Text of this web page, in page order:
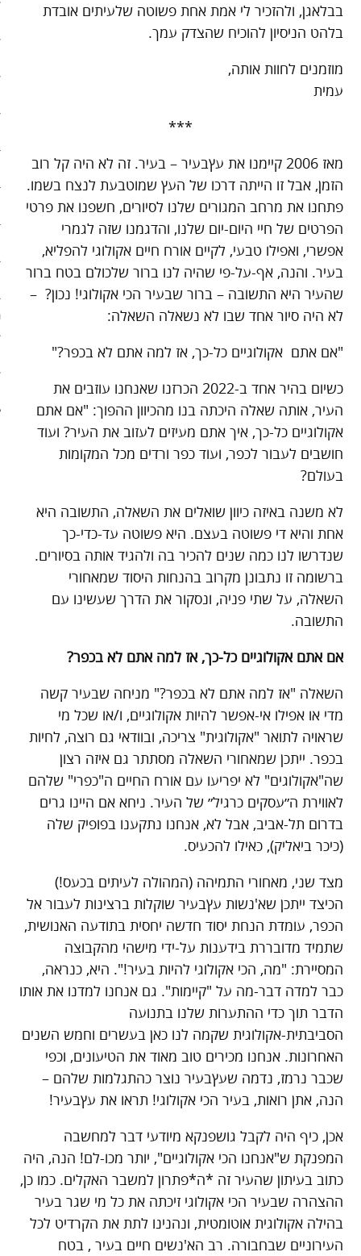
ארכיון
פוסטים מומלצים
אודות האתר
ספרים מומלצים – רשימה
ספרים מומלצים – רשימה שניה
צור קשר
בבלאגן, ולהזכיר לי אמת אחת פשוטה שלעיתים אובדת
בלהט הניסיון להוכיח שהצדק עמך.
מוזמנים לחוות אותה,
עמית
***
מאז 2006 קיימנו את עץבעיר – בעיר. זה לא היה קל רוב
הזמן, אבל זו הייתה דרכו של העץ שמוטבעת לנצח בשמו.
פתחנו את מרחב המגורים שלנו לסיורים, חשפנו את פרטי
הפרטים של חיי היום-יום שלנו, והדגמנו שזה לגמרי
אפשרי, ואפילו טבעי, לקיים אורח חיים אקולוגי להפליא,
בעיר. והנה, אף-על-פי שהיה לנו ברור שלכולם בטח ברור
שהעיר היא התשובה – ברור שבעיר הכי אקולוגי! נכון? –
לא היה סיור אחד שבו לא נשאלה השאלה:
"אם אתם אקולוגיים כל-כך, אז למה אתם לא בכפר?"
כשיום בהיר אחד ב-2022 הכרזנו שאנחנו עוזבים את
העיר, אותה שאלה היכתה בנו מהכיוון ההפוך: "אם אתם
אקולוגיים כל-כך, איך אתם מעיזים לעזוב את העיר? ועוד
חושבים לעבור לכפר, ועוד כפר ורדים מכל המקומות
בעולם?
לא משנה באיזה כיוון שואלים את השאלה, התשובה היא
אחת והיא די פשוטה בעצם. היא פשוטה עד-כדי-כך
שנדרשו לנו כמה שנים להכיר בה ולהגיד אותה בסיורים.
ברשומה זו נתבונן מקרוב בהנחות היסוד שמאחורי
השאלה, על שתי פניה, ונסקור את הדרך שעשינו עם
התשובה.
אם אתם אקולוגיים כל-כך, אז למה אתם לא בכפר?
השאלה "אז למה אתם לא בכפר?" מניחה שבעיר קשה
מדי או אפילו אי-אפשר להיות אקולוגיים, ו/או שכל מי
שראויה לתואר "אקולוגית" צריכה, ובוודאי גם רוצה, לחיות
בכפר. ייתכן שמאחורי השאלה מסתתר גם איזה רצון
שה"אקולוגים" לא יפריעו עם אורח החיים ה"כפרי" שלהם
לאווירת ה״עסקים כרגיל״ של העיר. ניחא אם היינו גרים
בדרום תל-אביב, אבל לא, אנחנו נתקענו בפופיק שלה
(כיכר ביאליק), כאילו להכעיס.
מצד שני, מאחורי התמיהה (המהולה לעיתים בכעס!)
הכיצד ייתכן שא'נשות עץבעיר שוקלות ברצינות לעבור אל
הכפר, עומדת הנחת יסוד חדשה יחסית בתודעה האנושית,
שתמיד מדובררת בידענות על-ידי מישהי מהקבוצה
המסיירת: "מה, הכי אקולוגי להיות בעיר!". היא, כנראה,
כבר למדה דבר-מה על "קיימות". גם אנחנו למדנו את אותו
הדבר תוך כדי ההתערות שלנו בתנועה
הסביבתית-אקולוגית שקמה לנו כאן בעשרים וחמש השנים
האחרונות. אנחנו מכירים טוב מאוד את הטיעונים, וכפי
שכבר נרמז, נדמה שעץבעיר נוצר כהתגלמות שלהם –
הנה, אתן רואות, בעיר הכי אקולוגי! תראו את עץבעיר!
אכן, כיף היה לקבל גושפנקא מיודעי דבר למחשבה
המפנקת ש"אנחנו הכי אקולוגיים", יותר מכו-לם! הנה, היה
כתוב בעיתון שהעיר זה *ה*פתרון למשבר האקלים. כמו כן,
ההצהרה שבעיר הכי אקולוגי זיכתה את כל מי שגר בעיר
בהילה אקולוגית אוטומטית, ונהנינו לתת את הקרדיט לכל
העירוניים שבחבורה. רב הא'נשים חיים בעיר , בטח